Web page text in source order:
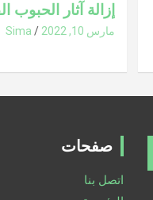
إزالة آثار الحبوب
مارس 10, 2022 Sima
صفحات
اتصل بنا